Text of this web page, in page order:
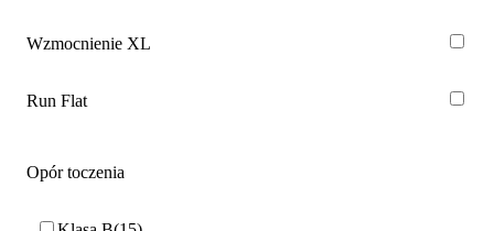
Wzmocnienie XL
Run Flat
Opór toczenia